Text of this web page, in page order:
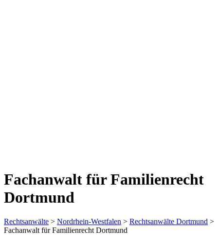
Fachanwalt für Familienrecht
Dortmund
Rechtsanwälte > Nordrhein-Westfalen > Rechtsanwälte Dortmund >
Fachanwalt für Familienrecht Dortmund